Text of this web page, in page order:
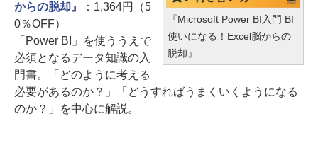
『Microsoft Power BI入門 BI
使いになる！Excel脳からの
脱却』
からの脱却』
：1,364円（5
0％OFF）
「Power BI」を使ううえで
必須となるデータ知識の入
門書。「どのように考える
必要があるのか？」「どうすればうまくいくようになる
のか？」を中心に解説。